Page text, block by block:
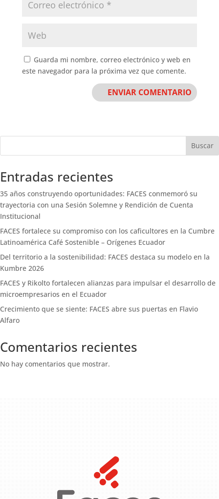
Guarda mi nombre, correo electrónico y web en
este navegador para la próxima vez que comente.
Buscar
Entradas recientes
35 años construyendo oportunidades: FACES conmemoró su
trayectoria con una Sesión Solemne y Rendición de Cuenta
Institucional
FACES fortalece su compromiso con los caficultores en la Cumbre
Latinoamérica Café Sostenible – Orígenes Ecuador
Del territorio a la sostenibilidad: FACES destaca su modelo en la
Kumbre 2026
FACES y Rikolto fortalecen alianzas para impulsar el desarrollo de
microempresarios en el Ecuador
Crecimiento que se siente: FACES abre sus puertas en Flavio
Alfaro
Comentarios recientes
No hay comentarios que mostrar.